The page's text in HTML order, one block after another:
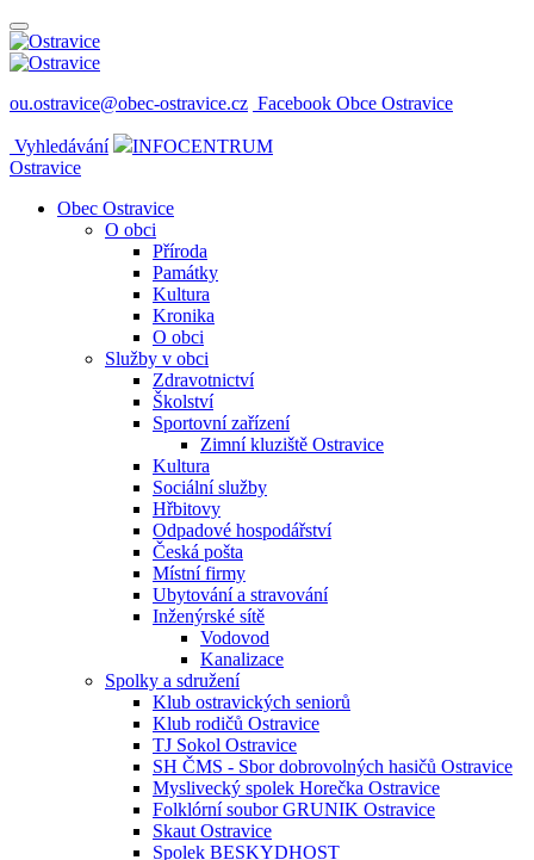
ou.ostravice@obec-ostravice.cz Facebook Obce Ostravice
Vyhledávání
INFOCENTRUM
Ostravice
Obec Ostravice
O obci
Příroda
Památky
Kultura
Kronika
O obci
Služby v obci
Zdravotnictví
Školství
Sportovní zařízení
Zimní kluziště Ostravice
Kultura
Sociální služby
Hřbitovy
Odpadové hospodářství
Česká pošta
Místní firmy
Ubytování a stravování
Inženýrské sítě
Vodovod
Kanalizace
Spolky a sdružení
Klub ostravických seniorů
Klub rodičů Ostravice
TJ Sokol Ostravice
SH ČMS - Sbor dobrovolných hasičů Ostravice
Myslivecký spolek Horečka Ostravice
Folklórní soubor GRUNIK Ostravice
Skaut Ostravice
Spolek BESKYDHOST